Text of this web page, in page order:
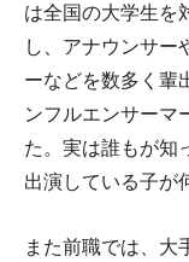
は全国の大学生を
し、アナウンサー
ーなどを数多く輩
ンフルエンサーマ
た。実は誰もが知
出演している子が
また前職では、大